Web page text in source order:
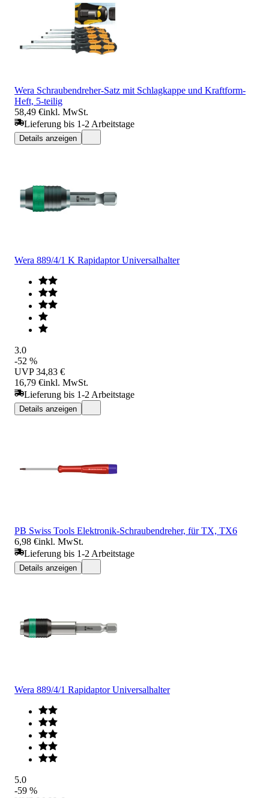
Wera Schraubendreher-Satz mit Schlagkappe und Kraftform-
Heft, 5-teilig
58,49 €inkl. MwSt.
Lieferung bis 1-2 Arbeitstage
Details anzeigen
Wera 889/4/1 K Rapidaptor Universalhalter
3.0
-52 %
UVP 34,83 €
16,79 €inkl. MwSt.
Lieferung bis 1-2 Arbeitstage
Details anzeigen
PB Swiss Tools Elektronik-Schraubendreher, für TX, TX6
6,98 €inkl. MwSt.
Lieferung bis 1-2 Arbeitstage
Details anzeigen
Wera 889/4/1 Rapidaptor Universalhalter
5.0
-59 %